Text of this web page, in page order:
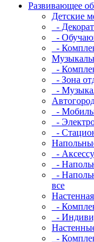
Развивающее
Детские
-
-
-
-
- Зона
-
-
-
-
-
-
-
все
-
-
-